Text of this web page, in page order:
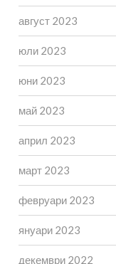
август 2023
юли 2023
юни 2023
май 2023
април 2023
март 2023
февруари 2023
януари 2023
декември 2022